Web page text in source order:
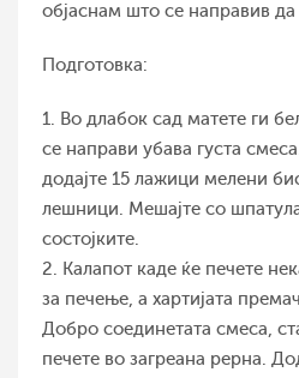
објаснам што се направив
Подготовка:
1. Во длабок сад матете ги
се направи убава густа
додајте 15 лажици мелени
лешници. Мешајте со
состојките.
2. Калапот каде ќе печете
за печење, а хартијата
Добро соединетата смеса,
печете во загреана рерна.